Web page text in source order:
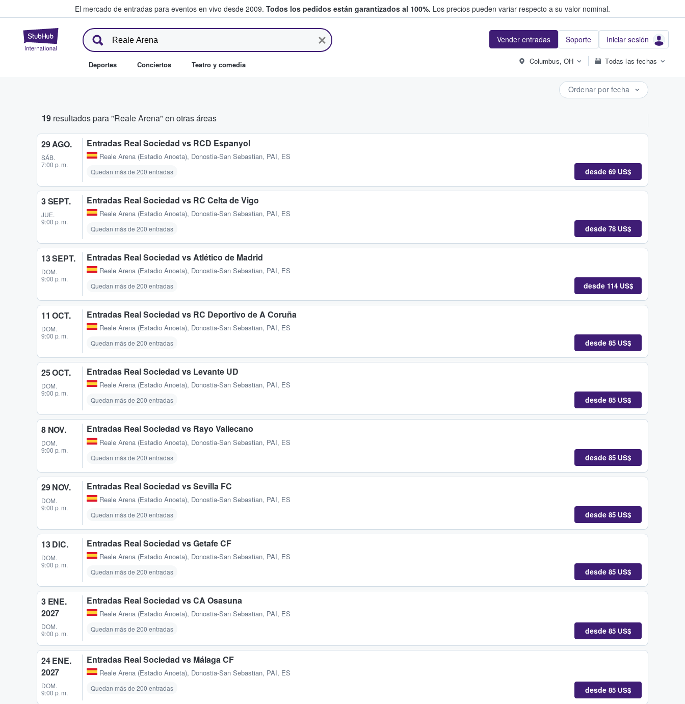
El mercado de entradas para eventos en vivo desde 2009. Todos los pedidos están garantizados al 100%. Los precios pueden variar respecto a su valor nominal.
StubHub: compra y venta de entradas entre fans Vender entradas Soporte Iniciar sesión
Deportes Conciertos Teatro y comedia Columbus, OH Todas las fechas
Ordenar por fecha
19 resultados para "Reale Arena" en otras áreas
29 AGO.
SÁB.
7:00 p. m.
Entradas Real Sociedad vs RCD Espanyol
Reale Arena (Estadio Anoeta), Donostia-San Sebastian, PAI, ES
Quedan más de 200 entradas desde 69 US$
3 SEPT.
JUE.
9:00 p. m.
Entradas Real Sociedad vs RC Celta de Vigo
Reale Arena (Estadio Anoeta), Donostia-San Sebastian, PAI, ES
Quedan más de 200 entradas desde 78 US$
13 SEPT.
DOM.
9:00 p. m.
Entradas Real Sociedad vs Atlético de Madrid
Reale Arena (Estadio Anoeta), Donostia-San Sebastian, PAI, ES
Quedan más de 200 entradas desde 114 US$
11 OCT.
DOM.
9:00 p. m.
Entradas Real Sociedad vs RC Deportivo de A Coruña
Reale Arena (Estadio Anoeta), Donostia-San Sebastian, PAI, ES
Quedan más de 200 entradas desde 85 US$
25 OCT.
DOM.
9:00 p. m.
Entradas Real Sociedad vs Levante UD
Reale Arena (Estadio Anoeta), Donostia-San Sebastian, PAI, ES
Quedan más de 200 entradas desde 85 US$
8 NOV.
DOM.
9:00 p. m.
Entradas Real Sociedad vs Rayo Vallecano
Reale Arena (Estadio Anoeta), Donostia-San Sebastian, PAI, ES
Quedan más de 200 entradas desde 85 US$
29 NOV.
DOM.
9:00 p. m.
Entradas Real Sociedad vs Sevilla FC
Reale Arena (Estadio Anoeta), Donostia-San Sebastian, PAI, ES
Quedan más de 200 entradas desde 85 US$
13 DIC.
DOM.
9:00 p. m.
Entradas Real Sociedad vs Getafe CF
Reale Arena (Estadio Anoeta), Donostia-San Sebastian, PAI, ES
Quedan más de 200 entradas desde 85 US$
3 ENE.
2027
DOM.
9:00 p. m.
Entradas Real Sociedad vs CA Osasuna
Reale Arena (Estadio Anoeta), Donostia-San Sebastian, PAI, ES
Quedan más de 200 entradas desde 85 US$
24 ENE.
2027
DOM.
9:00 p. m.
Entradas Real Sociedad vs Málaga CF
Reale Arena (Estadio Anoeta), Donostia-San Sebastian, PAI, ES
Quedan más de 200 entradas desde 85 US$